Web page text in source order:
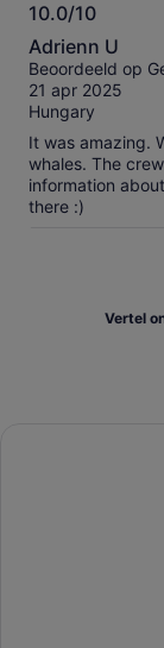
10.0/10
10.0
van
10
Adrienn U
Beoordeeld op
21 apr 2025
Hungary
It was amazing.
whales. The
information
there :)
Vertel